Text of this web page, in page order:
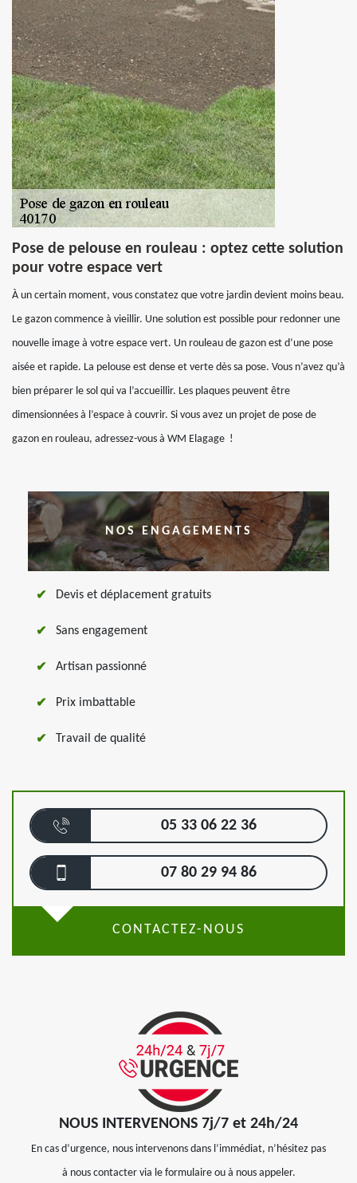
Pose de pelouse en rouleau : optez cette solution
pour votre espace vert
À un certain moment, vous constatez que votre jardin devient moins beau.
Le gazon commence à vieillir. Une solution est possible pour redonner une
nouvelle image à votre espace vert. Un rouleau de gazon est d’une pose
aisée et rapide. La pelouse est dense et verte dès sa pose. Vous n’avez qu’à
bien préparer le sol qui va l’accueillir. Les plaques peuvent être
dimensionnées à l’espace à couvrir. Si vous avez un projet de pose de
gazon en rouleau, adressez-vous à WM Elagage !
NOS ENGAGEMENTS
Devis et déplacement gratuits
Sans engagement
Artisan passionné
Prix imbattable
Travail de qualité
05 33 06 22 36
07 80 29 94 86
CONTACTEZ-NOUS
NOUS INTERVENONS 7j/7 et 24h/24
En cas d’urgence, nous intervenons dans l’immédiat, n’hésitez pas
à nous contacter via le formulaire ou à nous appeler.